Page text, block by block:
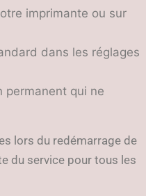
imprimante ou sur
dans les réglages
permanent qui ne
lors du redémarrage de
du service pour tous les